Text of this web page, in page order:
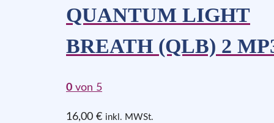
QUANTUM LIGHT
BREATH (QLB) 2
0 von 5
16,00 € inkl. MWSt.